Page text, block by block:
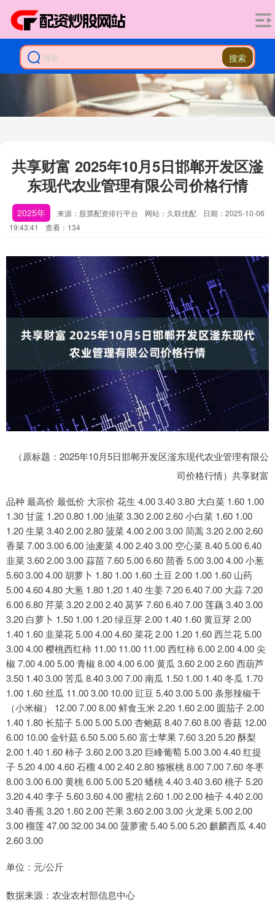
搜索
共享财富 2025年10月5日邯郸开发区滏
东现代农业管理有限公司价格行情
2025年 来源：股票配资排行平台 网站：久联优配
日期：2025-10-06
19:43:41
查看：134
（原标题：2025年10月5日邯郸开发区滏东现代农业管理有限公
司价格行情）共享财富
品种 最高价 最低价 大宗价 花生 4.00 3.40 3.80 大白菜 1.60 1.00
1.30 甘蓝 1.20 0.80 1.00 油菜 3.30 2.00 2.60 小白菜 1.60 1.00
1.20 生菜 3.40 2.00 2.80 菠菜 4.00 2.00 3.00 茼蒿 3.20 2.00 2.60
香菜 7.00 3.00 6.00 油麦菜 4.00 2.40 3.00 空心菜 8.40 5.00 6.40
韭菜 3.60 2.00 3.00 蒜苗 7.60 5.00 6.60 茴香 5.00 3.00 4.00 小葱
5.60 3.00 4.00 胡萝卜 1.80 1.00 1.60 土豆 2.00 1.00 1.60 山药
5.00 4.60 4.80 大葱 1.80 1.20 1.40 生姜 7.20 6.40 7.00 大蒜 7.20
6.00 6.80 芹菜 3.20 2.00 2.40 莴笋 7.60 6.40 7.00 莲藕 3.40 3.00
3.20 白萝卜 1.50 1.00 1.20 绿豆芽 2.00 1.40 1.60 黄豆芽 2.00
1.40 1.60 韭菜花 5.00 4.00 4.60 菜花 2.00 1.20 1.60 西兰花 5.00
3.00 4.00 樱桃西红柿 11.00 11.00 11.00 西红柿 6.00 2.00 4.00 尖
椒 7.00 4.00 5.00 青椒 8.00 4.00 6.00 黄瓜 3.60 2.00 2.60 西葫芦
3.50 1.40 3.00 苦瓜 8.40 3.00 7.00 南瓜 1.50 1.00 1.40 冬瓜 1.70
1.00 1.60 丝瓜 11.00 3.00 10.00 豇豆 5.40 3.00 5.00 条形辣椒干
（小米椒） 12.00 7.00 8.00 鲜食玉米 2.20 1.60 2.00 圆茄子 2.00
1.40 1.80 长茄子 5.00 5.00 5.00 杏鲍菇 8.40 7.60 8.00 香菇 12.00
6.00 10.00 金针菇 6.50 5.00 5.60 富士苹果 7.60 3.20 5.20 酥梨
2.00 1.40 1.60 柿子 3.60 2.00 3.20 巨峰葡萄 5.00 3.00 4.40 红提
子 5.20 4.00 4.60 石榴 4.00 2.40 2.80 猕猴桃 8.00 7.00 7.60 冬枣
8.00 3.00 6.00 黄桃 6.00 5.00 5.20 蟠桃 4.40 3.40 3.60 桃子 5.20
3.20 4.40 李子 5.60 3.60 4.00 蜜桔 2.60 1.00 2.00 柚子 4.40 2.00
3.40 香蕉 3.20 1.60 2.00 芒果 3.60 2.00 3.00 火龙果 5.00 2.00
3.00 榴莲 47.00 32.00 34.00 菠萝蜜 5.40 5.00 5.20 麒麟西瓜 4.40
2.60 3.00
单位：元/公斤
数据来源：农业农村部信息中心